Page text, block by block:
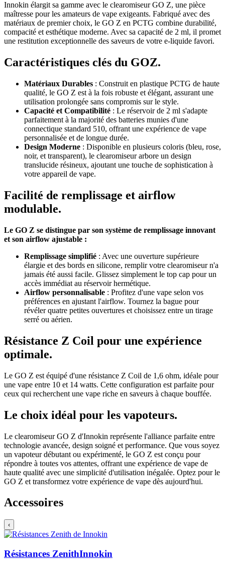
Innokin élargit sa gamme avec le clearomiseur GO Z, une pièce
maîtresse pour les amateurs de vape exigeants. Fabriqué avec des
matériaux de premier choix, le GO Z en PCTG combine durabilité,
compacité et esthétique moderne. Avec sa capacité de 2 ml, il promet
une restitution exceptionnelle des saveurs de votre e-liquide favori.
Caractéristiques clés du GOZ.
Matériaux Durables : Construit en plastique PCTG de haute
qualité, le GO Z est à la fois robuste et élégant, assurant une
utilisation prolongée sans compromis sur le style.
Capacité et Compatibilité : Le réservoir de 2 ml s'adapte
parfaitement à la majorité des batteries munies d'une
connectique standard 510, offrant une expérience de vape
personnalisée et de longue durée.
Design Moderne : Disponible en plusieurs coloris (bleu, rose,
noir, et transparent), le clearomiseur arbore un design
translucide résineux, ajoutant une touche de sophistication à
votre appareil de vape.
Facilité de remplissage et airflow
modulable.
Le GO Z se distingue par son système de remplissage innovant
et son airflow ajustable :
Remplissage simplifié : Avec une ouverture supérieure
élargie et des bords en silicone, remplir votre clearomiseur n'a
jamais été aussi facile. Glissez simplement le top cap pour un
accès immédiat au réservoir hermétique.
Airflow personnalisable : Profitez d'une vape selon vos
préférences en ajustant l'airflow. Tournez la bague pour
révéler quatre petites ouvertures et choisissez entre un tirage
serré ou aérien.
Résistance Z Coil pour une expérience
optimale.
Le GO Z est équipé d'une résistance Z Coil de 1,6 ohm, idéale pour
une vape entre 10 et 14 watts. Cette configuration est parfaite pour
ceux qui recherchent une vape riche en saveurs à chaque bouffée.
Le choix idéal pour les vapoteurs.
Le clearomiseur GO Z d'Innokin représente l'alliance parfaite entre
technologie avancée, design soigné et performance. Que vous soyez
un vapoteur débutant ou expérimenté, le GO Z est conçu pour
répondre à toutes vos attentes, offrant une expérience de vape de
haute qualité avec une simplicité d'utilisation inégalée. Optez pour le
GO Z et transformez votre expérience de vape dès aujourd'hui.
Accessoires
‹
Résistances ZenithInnokin